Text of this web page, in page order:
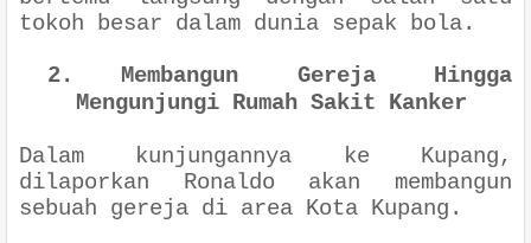
tokoh besar dalam dunia sepak bola.
2.
Membangun Gereja Hingga
Mengunjungi Rumah Sakit Kanker
Dalam kunjungannya ke Kupang,
dilaporkan Ronaldo akan membangun
sebuah gereja di area Kota Kupang.